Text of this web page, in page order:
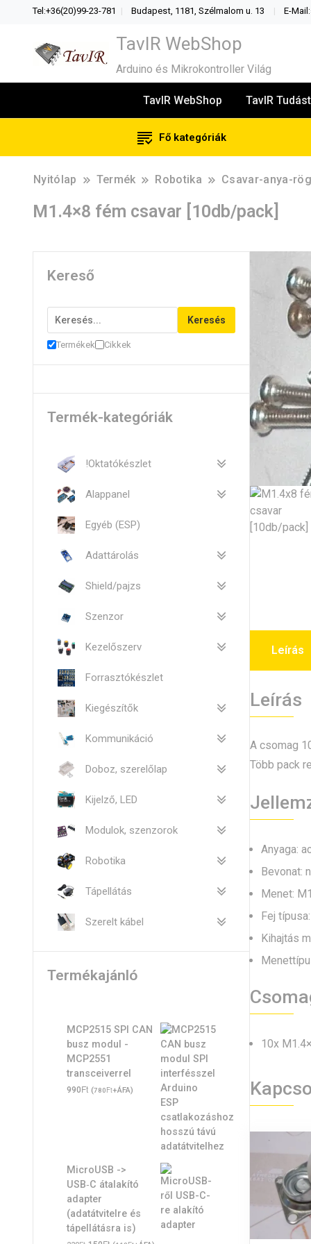
Tel:+36(20)99-23-781 Budapest, 1181, Szélmalom u. 13 E-
TavIR WebShop
Arduino és Mikrokontroller Világ
TavIR WebShop TavIR
Fő kategóriák
Nyitólap Termék Robotika Csavar-anya-
M1.4×8 fém csavar [10db/pack]
Leírás
Leírás
A csomag
Több pack
Anyaga:
Bevonat:
Menet:
Fej
Kihajtás
10x
Kereső
Keresés
Termékek Cikkek
Termék-kategóriák
!Oktatókészlet
Alappanel
Egyéb (ESP)
Adattárolás
Shield/pajzs
Szenzor
Kezelőszerv
Forrasztókészlet
Kiegészítők
Kommunikáció
Doboz, szerelőlap
Kijelző, LED
Modulok, szenzorok
Robotika
Tápellátás
Szerelt kábel
Termékajánló
MCP2515 SPI CAN
busz modul -
MCP2551
transceiverrel
990Ft (780Ft+ÁFA)
MicroUSB ->
USB‑C átalakító
adapter
(adatátvitelre és
tápellátásra is)